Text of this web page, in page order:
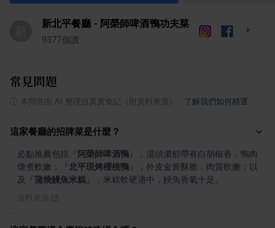
新北平餐廳 - 阿榮師啤酒鴨功夫菜
9377個讚
常見問題
本問答由 AI 整理自真實食記（附資料來源） 了解我們如何精選
這家餐廳的招牌菜是什麼？
必點推薦包括 阿榮師啤酒鴨
，湯頭濃郁帶有白胡椒香，鴨肉
燉煮軟嫩；
北平現烤櫻桃鴨
，外皮金黃酥脆，肉質軟嫩；以
及
蒲燒鰻魚米糕 ，米糕軟硬適中，鰻魚香氣十足。